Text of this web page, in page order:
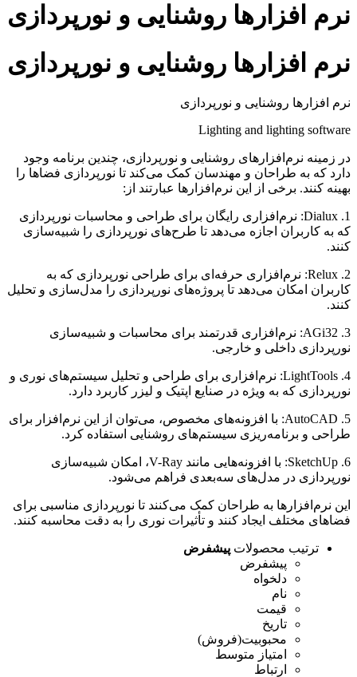
نرم افزارها روشنایی و نورپردازی
نرم افزارها روشنایی و نورپردازی
نرم افزارها روشنایی و نورپردازی
Lighting and lighting software
در زمینه نرم‌افزارهای روشنایی و نورپردازی، چندین برنامه وجود
دارد که به طراحان و مهندسان کمک می‌کند تا نورپردازی فضاها را
بهینه کنند. برخی از این نرم‌افزارها عبارتند از:
1. Dialux: نرم‌افزاری رایگان برای طراحی و محاسبات نورپردازی
که به کاربران اجازه می‌دهد تا طرح‌های نورپردازی را شبیه‌سازی
کنند.
2. Relux: نرم‌افزاری حرفه‌ای برای طراحی نورپردازی که به
کاربران امکان می‌دهد تا پروژه‌های نورپردازی را مدل‌سازی و تحلیل
کنند.
3. AGi32: نرم‌افزاری قدرتمند برای محاسبات و شبیه‌سازی
نورپردازی داخلی و خارجی.
4. LightTools: نرم‌افزاری برای طراحی و تحلیل سیستم‌های نوری و
نورپردازی که به ویژه در صنایع اپتیک و لیزر کاربرد دارد.
5. AutoCAD: با افزونه‌های مخصوص، می‌توان از این نرم‌افزار برای
طراحی و برنامه‌ریزی سیستم‌های روشنایی استفاده کرد.
6. SketchUp: با افزونه‌هایی مانند V-Ray، امکان شبیه‌سازی
نورپردازی در مدل‌های سه‌بعدی فراهم می‌شود.
این نرم‌افزارها به طراحان کمک می‌کنند تا نورپردازی مناسبی برای
فضاهای مختلف ایجاد کنند و تأثیرات نوری را به دقت محاسبه کنند.
ترتیب محصولات پیشفرض
پیشفرض
دلخواه
نام
قیمت
تاریخ
محبوبیت(فروش)
امتیاز متوسط
ارتباط